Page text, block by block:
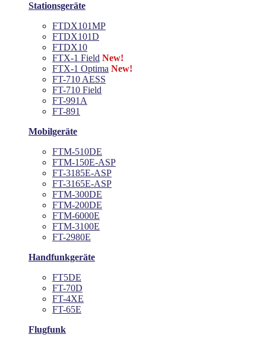
Stationsgeräte
FTDX101MP
FTDX101D
FTDX10
FTX-1 Field New!
FTX-1 Optima New!
FT-710 AESS
FT-710 Field
FT-991A
FT-891
Mobilgeräte
FTM-510DE
FTM-150E-ASP
FT-3185E-ASP
FT-3165E-ASP
FTM-300DE
FTM-200DE
FTM-6000E
FTM-3100E
FT-2980E
Handfunkgeräte
FT5DE
FT-70D
FT-4XE
FT-65E
Flugfunk